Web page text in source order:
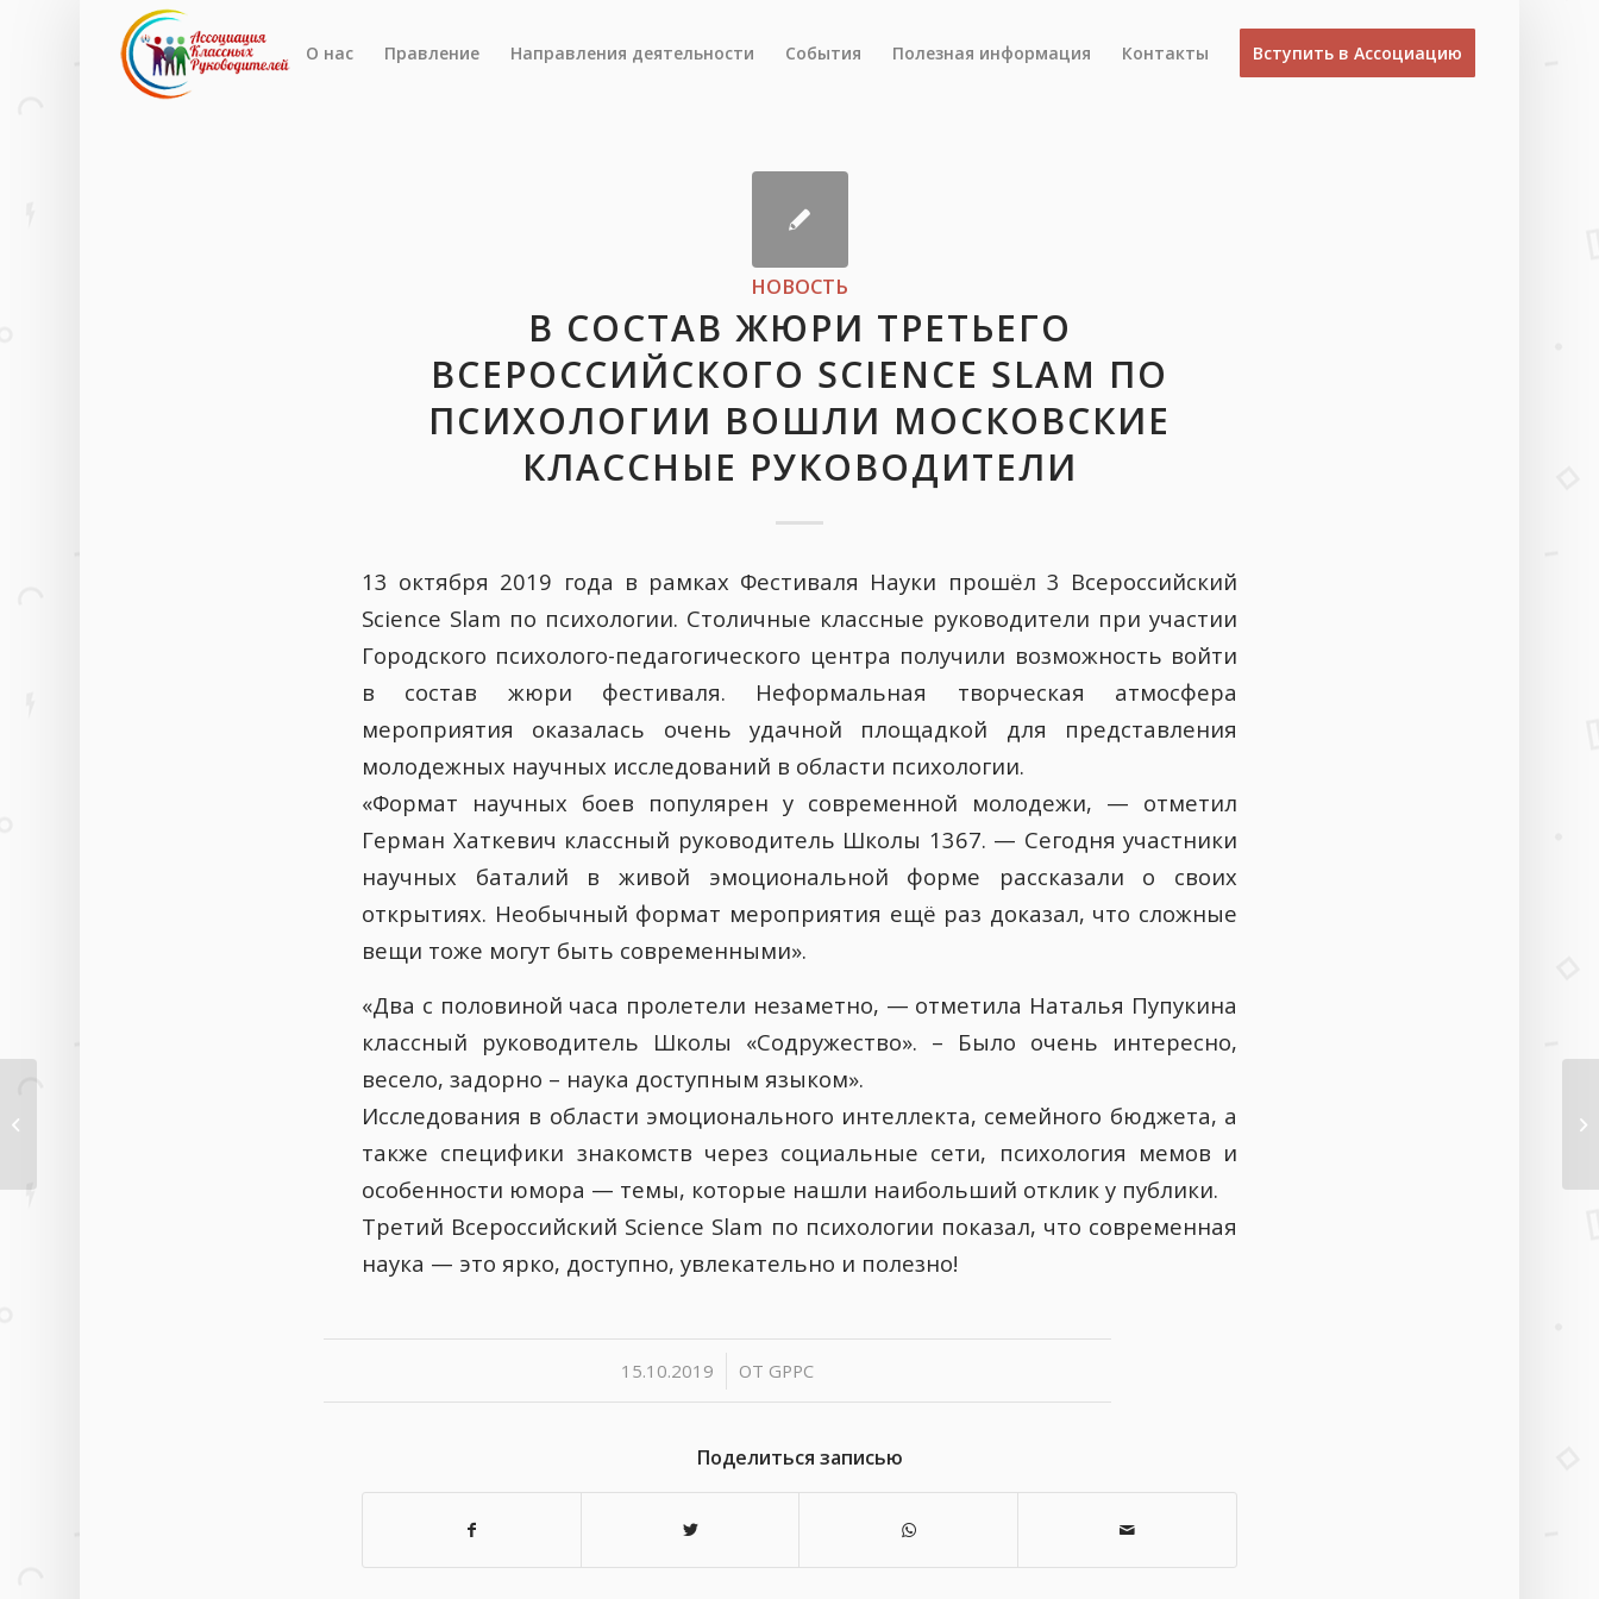
О нас Правление Направления деятельности События Полезная информация Контакты Вступить в Ассоциацию
НОВОСТЬ
В СОСТАВ ЖЮРИ ТРЕТЬЕГО
ВСЕРОССИЙСКОГО SCIENCE SLAM ПО
ПСИХОЛОГИИ ВОШЛИ МОСКОВСКИЕ
КЛАССНЫЕ РУКОВОДИТЕЛИ
13 октября 2019 года в рамках Фестиваля Науки прошёл 3 Всероссийский
Science Slam по психологии. Столичные классные руководители при участии
Городского психолого-педагогического центра получили возможность войти
в состав жюри фестиваля. Неформальная творческая атмосфера
мероприятия оказалась очень удачной площадкой для представления
молодежных научных исследований в области психологии.
«Формат научных боев популярен у современной молодежи, — отметил
Герман Хаткевич классный руководитель Школы 1367. — Сегодня участники
научных баталий в живой эмоциональной форме рассказали о своих
открытиях. Необычный формат мероприятия ещё раз доказал, что сложные
вещи тоже могут быть современными».
«Два с половиной часа пролетели незаметно, — отметила Наталья Пупукина
классный руководитель Школы «Содружество». – Было очень интересно,
весело, задорно – наука доступным языком».
Исследования в области эмоционального интеллекта, семейного бюджета, а
также специфики знакомств через социальные сети, психология мемов и
особенности юмора — темы, которые нашли наибольший отклик у публики.
Третий Всероссийский Science Slam по психологии показал, что современная
наука — это ярко, доступно, увлекательно и полезно!
15.10.2019
/ ОТ GPPC
Поделиться записью